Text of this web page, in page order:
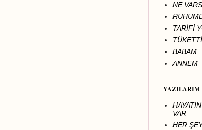
NE
TARİFİ
BABAM
ANNEM
YAZILARIM
VAR
HER